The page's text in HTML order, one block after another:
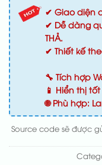
✔ Giao diện
✔ Dễ dàng
THẢ.
✔ Thiết kế
🔧 Tích hợp
📱 Hiển thị
🌐 Phù hợp:
Source code sẽ được